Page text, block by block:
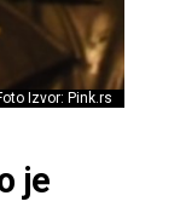
Izvor: Pink.rs
je